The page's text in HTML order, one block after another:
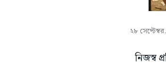
২৮
নিজস্ব